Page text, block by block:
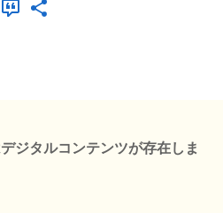
ジタルコンテンツが存在しま